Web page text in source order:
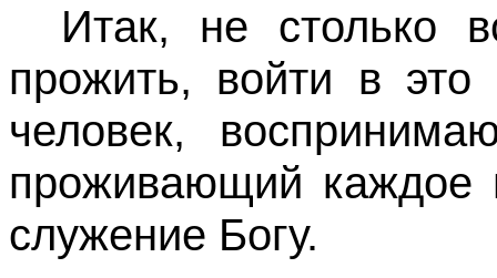
Итак, не столько
прожить, войти в
человек,
проживающий каждое
служение Богу.